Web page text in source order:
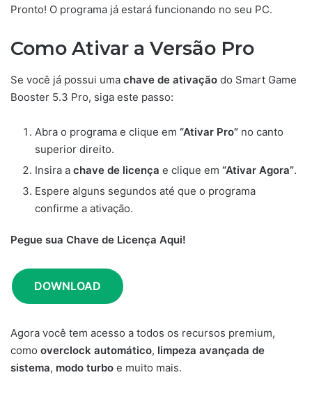
Pronto! O programa já estará funcionando no seu PC.
Como Ativar a Versão Pro
Se você já possui uma chave de ativação do Smart Game
Booster 5.3 Pro, siga este passo:
Abra o programa e clique em “Ativar Pro” no canto
superior direito.
Insira a chave de licença e clique em “Ativar Agora”.
Espere alguns segundos até que o programa
confirme a ativação.
Pegue sua Chave de Licença Aqui!
DOWNLOAD
Agora você tem acesso a todos os recursos premium,
como overclock automático, limpeza avançada de
sistema, modo turbo e muito mais.